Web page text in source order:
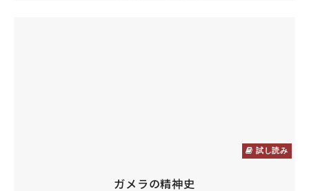
試し読み
ガメラの精神史